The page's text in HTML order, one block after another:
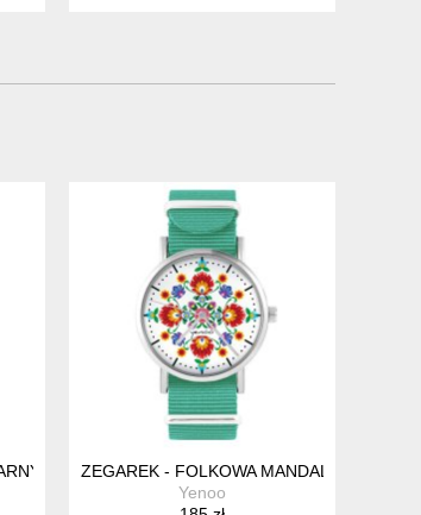
- TURKUSOWY, NYLONOWY
ZEGAREK - FOLKOWA MANDALA -
Yenoo